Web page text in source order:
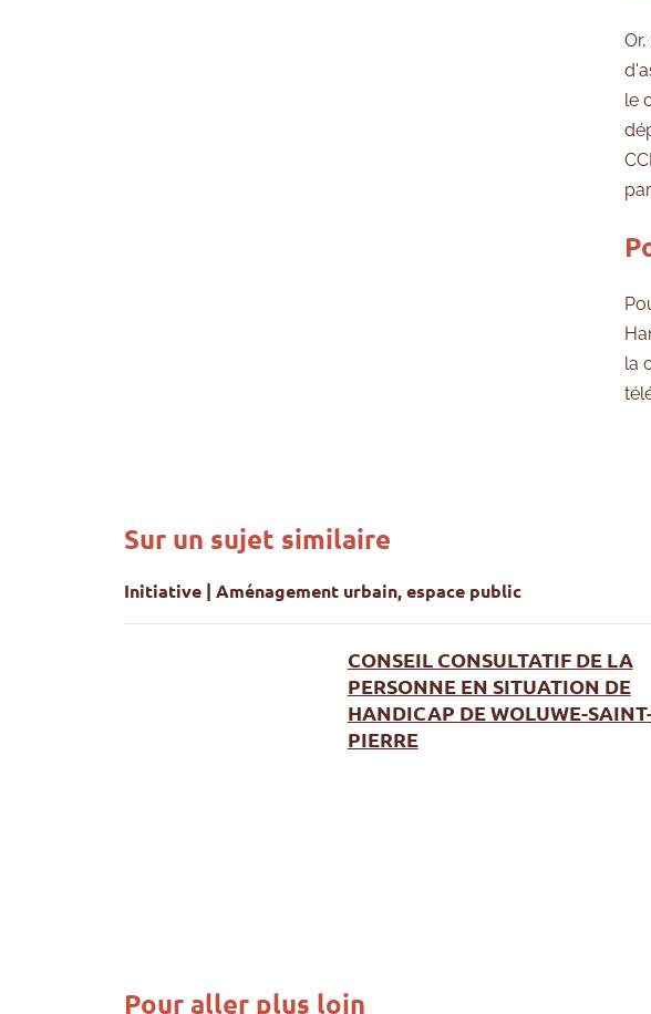
le
la
Sur un sujet similaire
Initiative | Aménagement urbain, espace public
CONSEIL CONSULTATIF DE LA
PERSONNE EN SITUATION DE
HANDICAP DE WOLUWE-
PIERRE
Pour aller plus loin